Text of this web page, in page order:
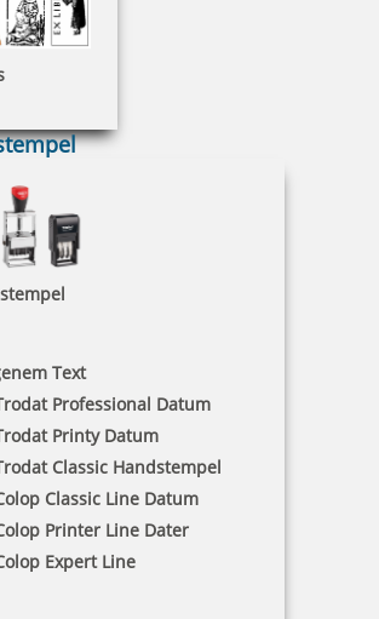
Text
Professional Datum
Printy Datum
Classic Handstempel
Classic Line Datum
Printer Line Dater
Expert Line
Printer R 40 Datum - 24 Stunden
- Bestellen Sie im nächsten Schritt
E/R40Dater/2 zweifarbig (Printer R 40
6,24 €